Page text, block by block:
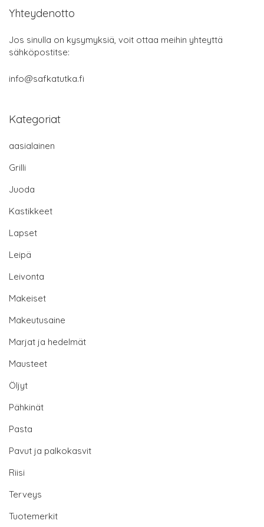
Yhteydenotto
Jos sinulla on kysymyksiä, voit ottaa meihin yhteyttä
sähköpostitse:
info@safkatutka.fi
Kategoriat
aasialainen
Grilli
Juoda
Kastikkeet
Lapset
Leipä
Leivonta
Makeiset
Makeutusaine
Marjat ja hedelmät
Mausteet
Öljyt
Pähkinät
Pasta
Pavut ja palkokasvit
Riisi
Terveys
Tuotemerkit